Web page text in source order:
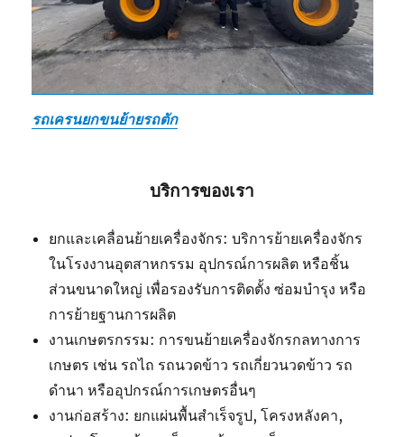
รถเครนยกขนย้ายรถตัก
บริการของเรา
ยกและเคลื่อนย้ายเครื่องจักร: บริการย้ายเครื่องจักร
ในโรงงานอุตสาหกรรม อุปกรณ์การผลิต หรือชิ้น
ส่วนขนาดใหญ่ เพื่อรองรับการติดตั้ง ซ่อมบำรุง หรือ
การย้ายฐานการผลิต
งานเกษตรกรรม: การขนย้ายเครื่องจักรกลทางการ
เกษตร เช่น รถไถ รถนวดข้าว รถเกี่ยวนวดข้าว รถ
ดำนา หรืออุปกรณ์การเกษตรอื่นๆ
งานก่อสร้าง: ยกแผ่นพื้นสำเร็จรูป, โครงหลังคา,